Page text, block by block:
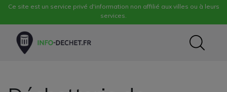
Ce site est un service privé d'information non affilié aux villes ou à leurs
services.